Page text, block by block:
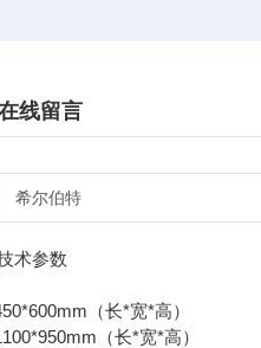
线留言
希尔伯特
术参数
（长*宽*高）
（长*宽*高）